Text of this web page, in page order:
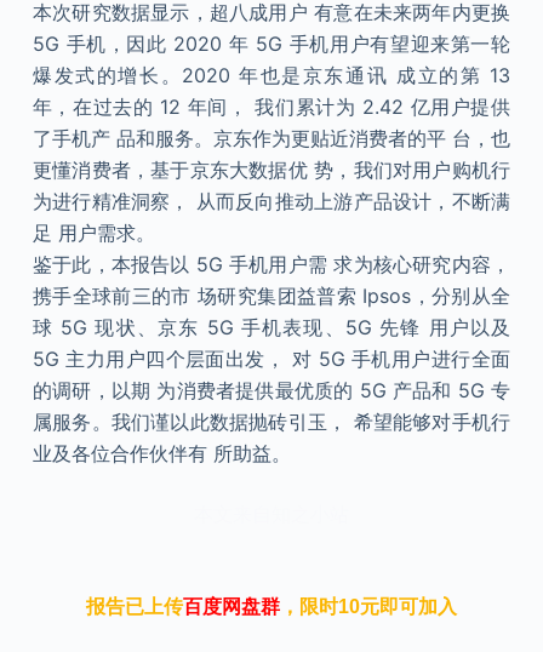
本次研究数据显示，超八成用户 有意在未来两年内更换
5G 手机，因此 2020 年 5G 手机用户有望迎来第一轮
爆发式的增长。2020 年也是京东通讯 成立的第 13
年，在过去的 12 年间， 我们累计为 2.42 亿用户提供
了手机产 品和服务。京东作为更贴近消费者的平 台，也
更懂消费者，基于京东大数据优 势，我们对用户购机行
为进行精准洞察， 从而反向推动上游产品设计，不断满
足 用户需求。
鉴于此，本报告以 5G 手机用户需 求为核心研究内容，
携手全球前三的市 场研究集团益普索 Ipsos，分别从全
球 5G 现状、京东 5G 手机表现、5G 先锋 用户以及
5G 主力用户四个层面出发， 对 5G 手机用户进行全面
的调研，以期 为消费者提供最优质的 5G 产品和 5G 专
属服务。我们谨以此数据抛砖引玉， 希望能够对手机行
业及各位合作伙伴有 所助益。
报告已上传百度网盘群，限时10元即可加入